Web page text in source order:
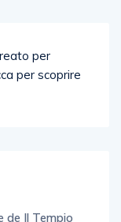
de Il Tempio